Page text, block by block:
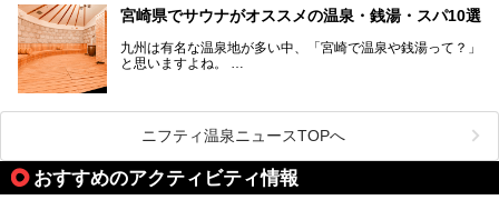
青空が彩る、鮮やかな自然の景観が魅力です。断崖と滝が神
秘的な高千穂峡や、「鬼の洗濯板」と呼ばれる岩に囲まれた
青島、霧島連山を望むえびの高原、青い空と海が続く日南海
岸など、自然を満喫できる見どころは県内全域に広がってい
ます。
宮崎県でサウナがオススメの温泉・銭湯・スパ10選
九州は有名な温泉地が多い中、「宮崎で温泉や銭湯って？」
と思いますよね。
あるんです。
宮崎など都市の中心部から、離れた所にある温泉旅館などに
ぜひ参考にして、宮崎でのサウナライフを楽しみましょう！
ニフティ温泉ニュースTOPへ
おすすめのアクティビティ情報